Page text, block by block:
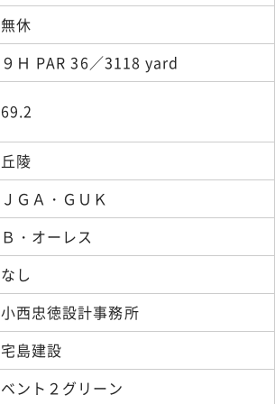
無休
９Ｈ PAR 36／3118 yard
69.2
丘陵
ＪＧＡ・ＧＵＫ
Ｂ・オーレス
なし
小西忠徳設計事務所
宅島建設
ベント２グリーン